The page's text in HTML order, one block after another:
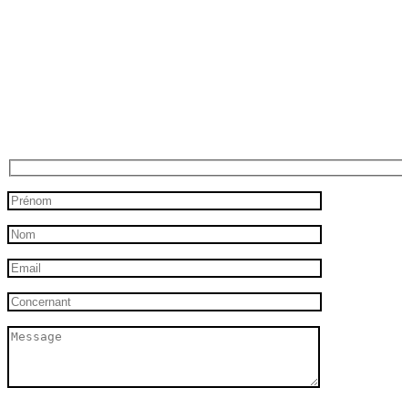
Veuillez laisser ce champ vide.
Veuillez laisser ce champ vide.